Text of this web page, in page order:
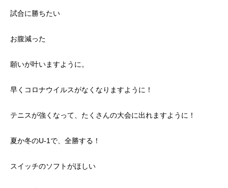
試合に勝ちたい
お腹減った
願いが叶いますように。
早くコロナウイルスがなくなりますように！
テニスが強くなって、たくさんの大会に出れますように！
夏か冬のU-1で、全勝する！
スイッチのソフトがほしい